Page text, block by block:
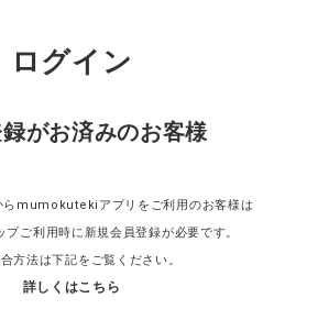
新規会員登録
ログイン
がお済みのお客様
mumokutekiアプリをご利用のお客様は
プご利用時に新規会員登録が必要です。
方法は下記をご覧ください。
詳しくはこちら